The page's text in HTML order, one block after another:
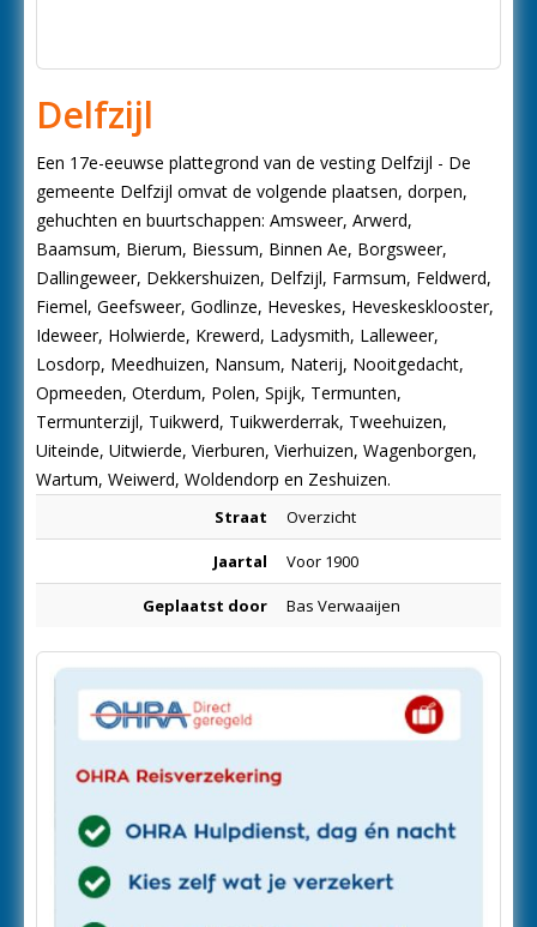
Delfzijl
Een 17e-eeuwse plattegrond van de vesting Delfzijl - De
gemeente Delfzijl omvat de volgende plaatsen, dorpen,
gehuchten en buurtschappen: Amsweer, Arwerd,
Baamsum, Bierum, Biessum, Binnen Ae, Borgsweer,
Dallingeweer, Dekkershuizen, Delfzijl, Farmsum, Feldwerd,
Fiemel, Geefsweer, Godlinze, Heveskes, Heveskesklooster,
Ideweer, Holwierde, Krewerd, Ladysmith, Lalleweer,
Losdorp, Meedhuizen, Nansum, Naterij, Nooitgedacht,
Opmeeden, Oterdum, Polen, Spijk, Termunten,
Termunterzijl, Tuikwerd, Tuikwerderrak, Tweehuizen,
Uiteinde, Uitwierde, Vierburen, Vierhuizen, Wagenborgen,
Wartum, Weiwerd, Woldendorp en Zeshuizen.
Straat Overzicht
Jaartal Voor 1900
Geplaatst door Bas Verwaaijen